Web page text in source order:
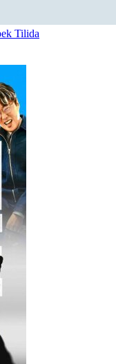
Tilida